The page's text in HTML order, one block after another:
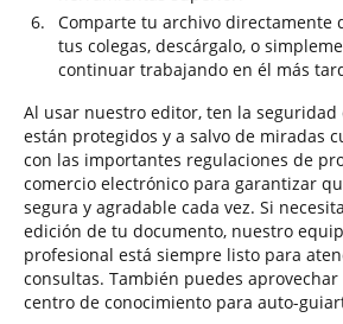
Comparte tu archivo directamente
tus colegas, descárgalo, o
continuar trabajando en él más
Al usar nuestro editor, ten la seguridad
están protegidos y a salvo de miradas
con las importantes regulaciones de
comercio electrónico para garantizar
segura y agradable cada vez. Si
edición de tu documento, nuestro
profesional está siempre listo para
consultas. También puedes
centro de conocimiento para auto-